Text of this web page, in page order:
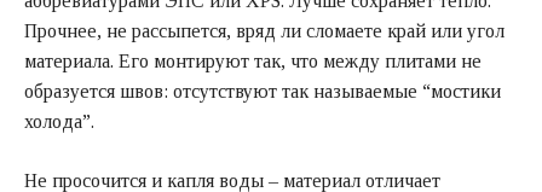
Прочнее, не рассыпется, вряд ли сломаете край или угол
материала. Его монтируют так, что между плитами не
образуется швов: отсутствуют так называемые “мостики
холода”.
Не просочится и капля воды – материал отличает